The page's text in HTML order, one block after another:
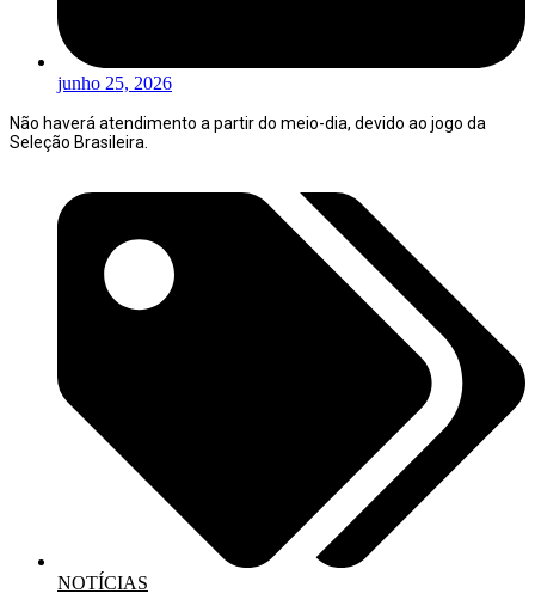
junho 25, 2026
Não haverá atendimento a partir do meio-dia, devido ao jogo da
Seleção Brasileira.
NOTÍCIAS